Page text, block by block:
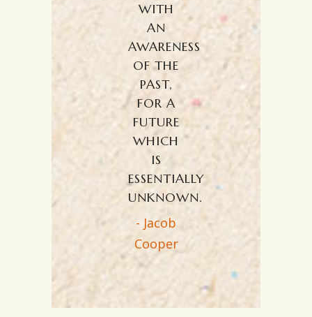
WITH
AN
AWARENESS
OF THE
PAST,
FOR A
FUTURE
WHICH
IS
ESSENTIALLY
UNKNOWN.
- Jacob
Cooper